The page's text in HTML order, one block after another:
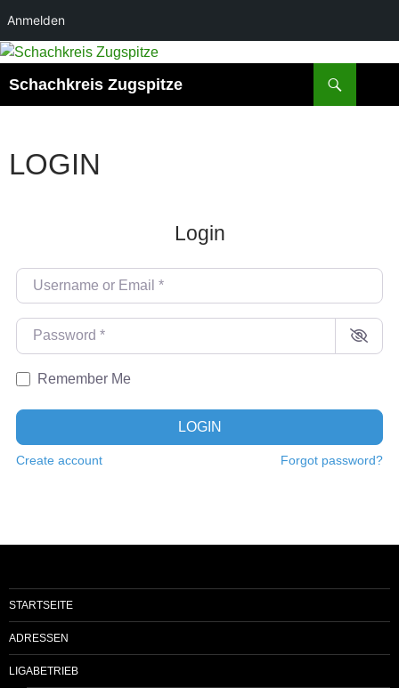
Anmelden
Zum
springen
Schachkreis Zugspitze
LOGIN
Login
Username or Email
Password
Remember Me
LOGIN
Create account Forgot password?
STARTSEITE
ADRESSEN
LIGABETRIEB